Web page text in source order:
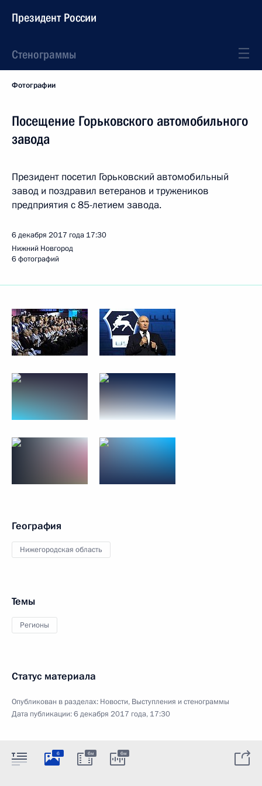
Президент России
Стенограммы
Фотографии
Посещение Горьковского автомобильного
завода
Президент посетил Горьковский автомобильный
завод и поздравил ветеранов и тружеников
предприятия с 85-летием завода.
6 декабря 2017 года 17:30
Нижний Новгород
6 фотографий
География
Нижегородская область
Темы
Регионы
Статус материала
Опубликован в разделах: Новости, Выступления и стенограммы
Дата публикации:6 декабря 2017 года, 17:30
6 6м 6м